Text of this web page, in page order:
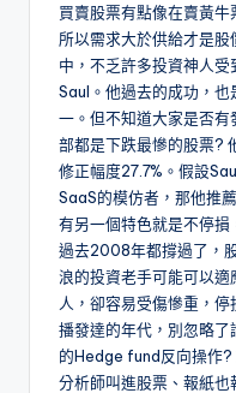
買賣股票有點像在賣黃牛
所以需求大於供給才是
中，不乏許多投資神人
Saul。他過去的成功，也
一。但不知道大家是否
部都是下跌最慘的股票?
修正幅度27.7%。假設
SaaS的模仿者，那他推
有另一個特色就是不停
過去2008年都撐過了，
浪的投資老手可能可以
人，卻容易受傷慘重，
播發達的年代，別忽略
的Hedge fund反向操作?
分析師叫進股票、報紙